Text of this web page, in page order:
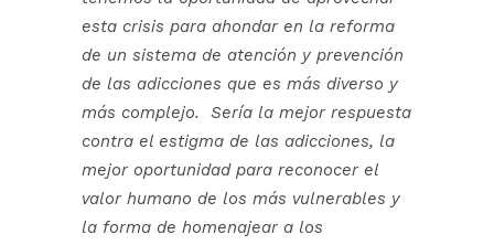
esta crisis para ahondar en la reforma
de un sistema de atención y prevención
de las adicciones que es más diverso y
más complejo. Sería la mejor respuesta
contra el estigma de las adicciones, la
mejor oportunidad para reconocer el
valor humano de los más vulnerables y
la forma de homenajear a los